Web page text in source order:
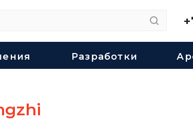
Разработки